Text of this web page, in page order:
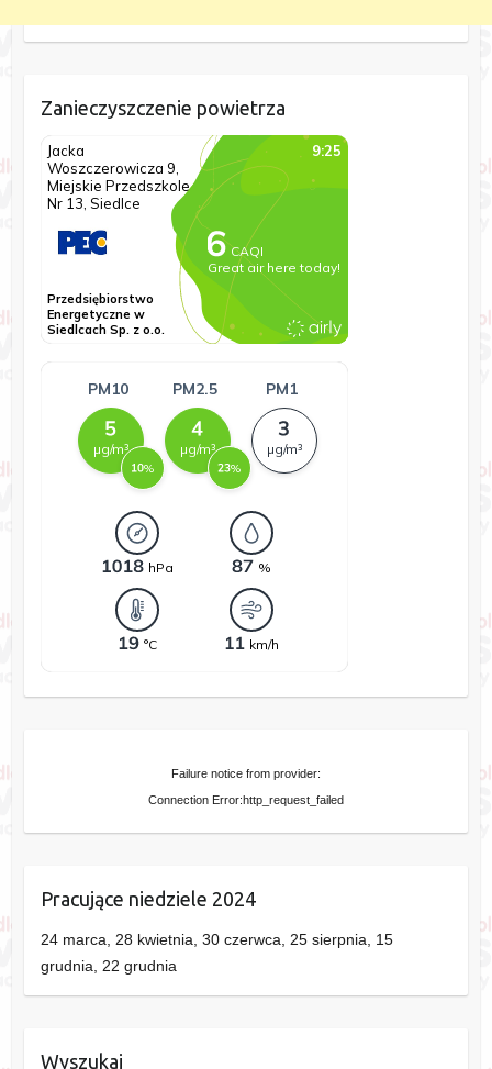
Zanieczyszczenie powietrza
Failure notice from provider:
Connection Error:http_request_failed
Pracujące niedziele 2024
24 marca, 28 kwietnia, 30 czerwca, 25 sierpnia, 15
grudnia, 22 grudnia
Wyszukaj